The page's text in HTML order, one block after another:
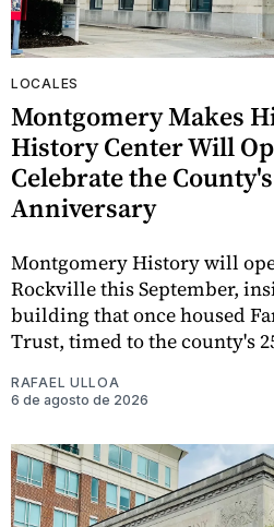
LOCALES
Montgomery Makes
History Center Will
Celebrate the
Anniversary
Montgomery History will
Rockville this September,
building that once housed
Trust, timed to the county's
RAFAEL ULLOA
6 de agosto de 2026